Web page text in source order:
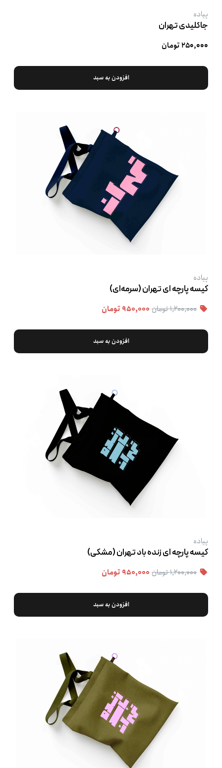
پیاده
جاکلیدی تهران
۲۵۰,۰۰۰ تومان
افزودن به سبد
پیاده
کیسه پارچه ‌ای تهران (سرمه‌ای)
۱,۲۰۰,۰۰۰ تومان ۹۵۰,۰۰۰ تومان
افزودن به سبد
پیاده
کیسه پارچه ‌ای زنده باد تهران (مشکی)
۱,۲۰۰,۰۰۰ تومان ۹۵۰,۰۰۰ تومان
افزودن به سبد